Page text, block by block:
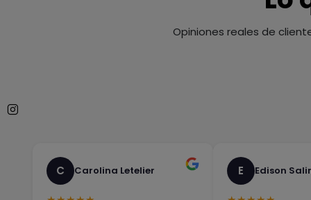
Opiniones reales de
C Carolina Letelier E Edison